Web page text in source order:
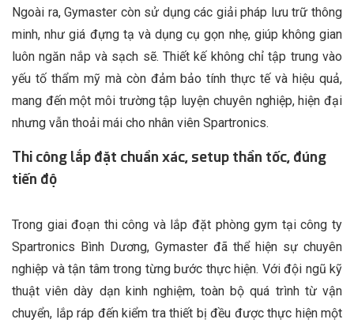
Ngoài ra, Gymaster còn sử dụng các giải pháp lưu trữ thông
minh, như giá đựng tạ và dụng cụ gọn nhẹ, giúp không gian
luôn ngăn nắp và sạch sẽ. Thiết kế không chỉ tập trung vào
yếu tố thẩm mỹ mà còn đảm bảo tính thực tế và hiệu quả,
mang đến một môi trường tập luyện chuyên nghiệp, hiện đại
nhưng vẫn thoải mái cho nhân viên Spartronics.
Thi công lắp đặt chuẩn xác, setup thần tốc, đúng
tiến độ
Trong giai đoạn thi công và lắp đặt phòng gym tại công ty
Spartronics Bình Dương, Gymaster đã thể hiện sự chuyên
nghiệp và tận tâm trong từng bước thực hiện. Với đội ngũ kỹ
thuật viên dày dạn kinh nghiệm, toàn bộ quá trình từ vận
chuyển, lắp ráp đến kiểm tra thiết bị đều được thực hiện một